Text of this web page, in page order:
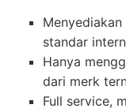
standar
Hanya
dari merk
Full service,